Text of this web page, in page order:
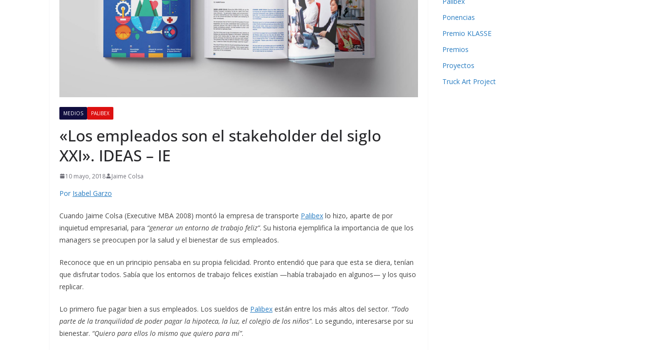
MEDIOS PALIBEX
«Los empleados son el stakeholder del siglo
XXI». IDEAS – IE
10 mayo, 2018 Jaime Colsa
Por Isabel Garzo
Cuando Jaime Colsa (Executive MBA 2008) montó la empresa de transporte Palibex lo hizo, aparte de por
inquietud empresarial, para “generar un entorno de trabajo feliz”. Su historia ejemplifica la importancia de que los
managers se preocupen por la salud y el bienestar de sus empleados.
Reconoce que en un principio pensaba en su propia felicidad. Pronto entendió que para que esta se diera, tenían
que disfrutar todos. Sabía que los entornos de trabajo felices existían —había trabajado en algunos— y los quiso
replicar.
Lo primero fue pagar bien a sus empleados. Los sueldos de Palibex están entre los más altos del sector. “Todo
parte de la tranquilidad de poder pagar la hipoteca, la luz, el colegio de los niños”. Lo segundo, interesarse por su
bienestar. “Quiero para ellos lo mismo que quiero para mí”.
Ponencias
Premio KLASSE
Premios
Proyectos
Truck Art Project